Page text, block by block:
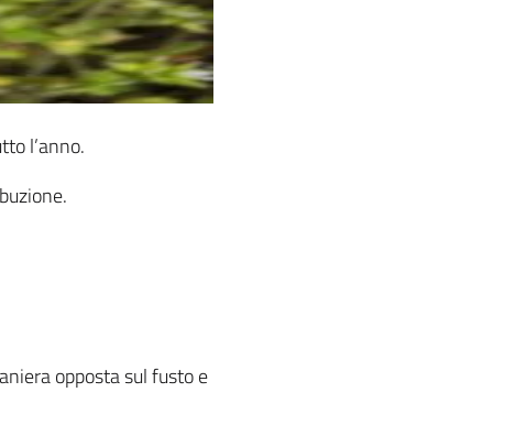
l’anno.
opposta sul fusto e